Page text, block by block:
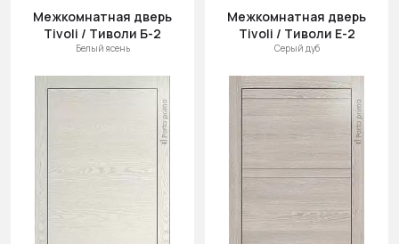
Межкомнатная дверь
Tivoli / Тиволи Б-2
Белый ясень
Межкомнатная дверь
Tivoli / Тиволи Е-2
Серый дуб